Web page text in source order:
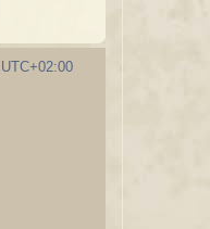
UTC+02:00